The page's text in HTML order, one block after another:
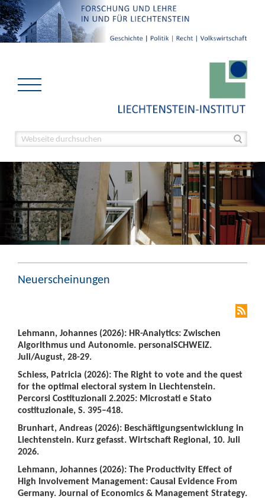
Neuerscheinungen
Lehmann, Johannes (2026): HR-Analytics: Zwischen
Algorithmus und Autonomie. personalSCHWEIZ.
Juli/August, 28-29.
Schiess, Patricia (2026): The Right to vote and the quest
for the optimal electoral system in Liechtenstein.
Percorsi Costituzionali 2.2025: Microstati e Stato
costituzionale, S. 395–418.
Brunhart, Andreas (2026): Beschäftigungsentwicklung in
Liechtenstein. Kurz gefasst. Wirtschaft Regional, 10. Juli
2026.
Lehmann, Johannes (2026): The Productivity Effect of
High Involvement Management: Causal Evidence From
Germany. Journal of Economics & Management Strategy.